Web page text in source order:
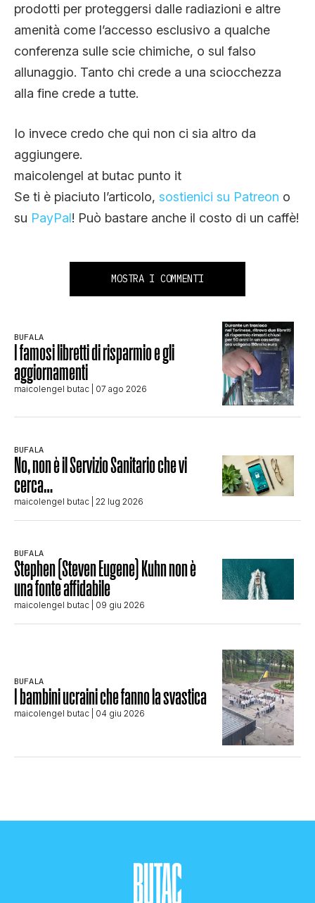
prodotti per proteggersi dalle radiazioni e altre
amenità come l’accesso esclusivo a qualche
conferenza sulle scie chimiche, o sul falso
allunaggio. Tanto chi crede a una sciocchezza
alla fine crede a tutte.
Io invece credo che qui non ci sia altro da
aggiungere.
maicolengel at butac punto it
Se ti è piaciuto l’articolo, sostienici su Patreon o
su PayPal! Può bastare anche il costo di un caffè!
MOSTRA I COMMENTI
BUFALA
I famosi libretti di risparmio e gli
aggiornamenti
maicolengel butac | 07 ago 2026
BUFALA
No, non è il Servizio Sanitario che vi
cerca…
maicolengel butac | 22 lug 2026
BUFALA
Stephen (Steven Eugene) Kuhn non è
una fonte affidabile
maicolengel butac | 09 giu 2026
BUFALA
I bambini ucraini che fanno la svastica
maicolengel butac | 04 giu 2026